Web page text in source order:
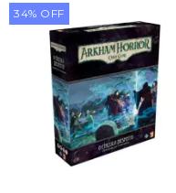
34% OFF